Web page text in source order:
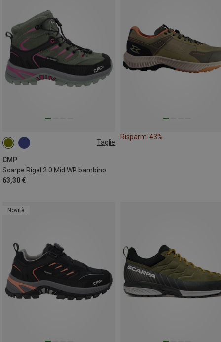
Taglie
CMP
Scarpe Rigel 2.0 Mid WP bambino
63,30 €
31 33
Risparmi 43%
Novità